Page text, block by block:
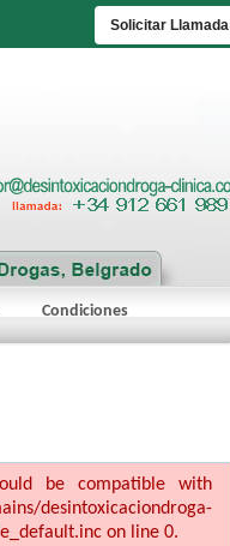
Solicitar Llamada
Condiciones
be compatible with
on line 0.